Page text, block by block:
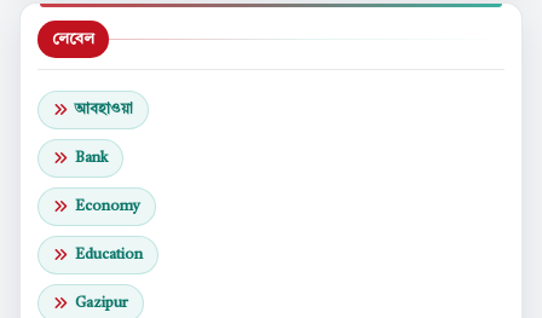
লেবেল
আবহাওয়া
Bank
Economy
Education
Gazipur